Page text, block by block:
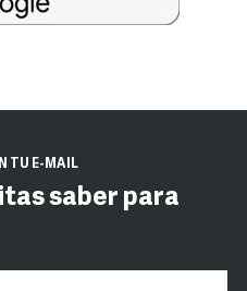
TU E-MAIL
saber para